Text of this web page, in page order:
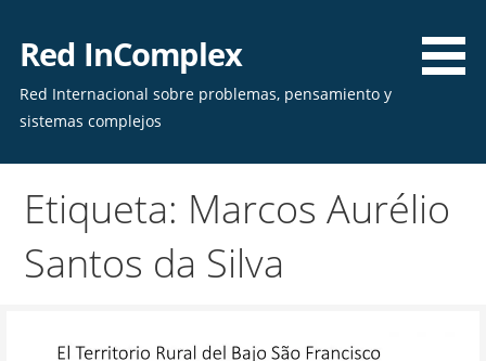
content
Red InComplex
Red Internacional sobre problemas, pensamiento y
sistemas complejos
Etiqueta: Marcos Aurélio
Santos da Silva